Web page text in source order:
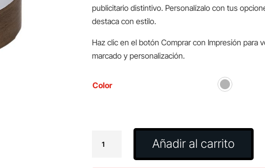
publicitario distintivo. Personalízalo con tus
destaca con estilo.
Haz clic en el botón Comprar con Impresión para
marcado y personalización.
Color
Kolin
Añadir al carrito